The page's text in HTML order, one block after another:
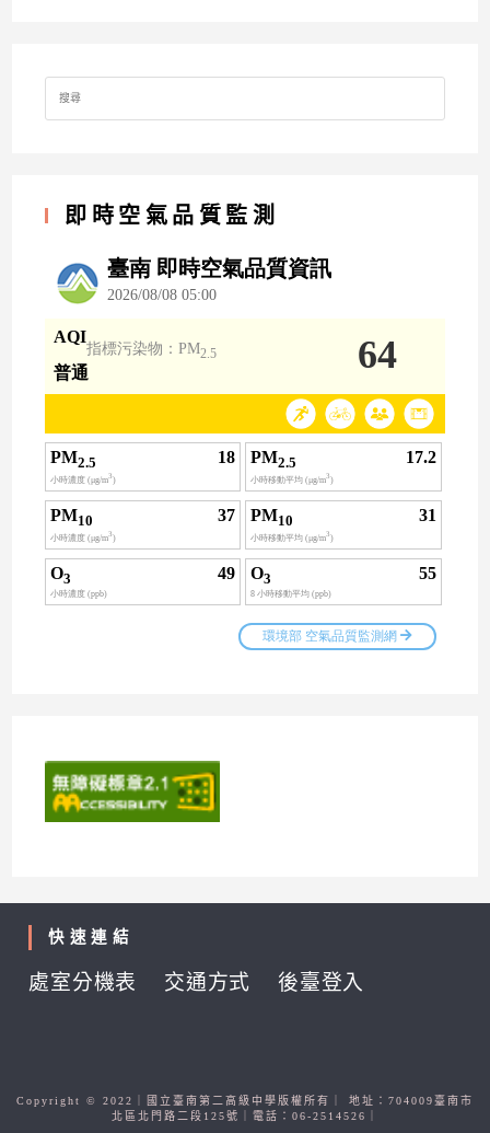
Search
for:
即時空氣品質監測
快速連結
處室分機表 交通方式 後臺登入
Copyright © 2022｜國立臺南第二高級中學版權所有｜ 地址：704009臺南市
北區北門路二段125號｜電話：06-2514526｜